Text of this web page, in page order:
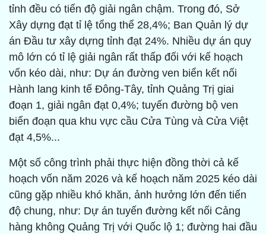
tỉnh đều có tiến độ giải ngân chậm. Trong đó, Sở
Xây dựng đạt tỉ lệ tổng thể 28,4%; Ban Quản lý dự
án Đầu tư xây dựng tỉnh đạt 24%. Nhiều dự án quy
mô lớn có tỉ lệ giải ngân rất thấp đối với kế hoạch
vốn kéo dài, như: Dự án đường ven biển kết nối
Hành lang kinh tế Đông-Tây, tỉnh Quảng Trị giai
đoạn 1, giải ngân đạt 0,4%; tuyến đường bộ ven
biển đoạn qua khu vực cầu Cửa Tùng và Cửa Việt
đạt 4,5%...
Một số công trình phải thực hiện đồng thời cả kế
hoạch vốn năm 2026 và kế hoạch năm 2025 kéo dài
cũng gặp nhiều khó khăn, ảnh hưởng lớn đến tiến
độ chung, như: Dự án tuyến đường kết nối Cảng
hàng không Quảng Trị với Quốc lộ 1; đường hai đầu